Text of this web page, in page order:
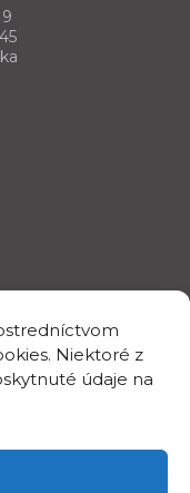
Niektoré z
údaje na